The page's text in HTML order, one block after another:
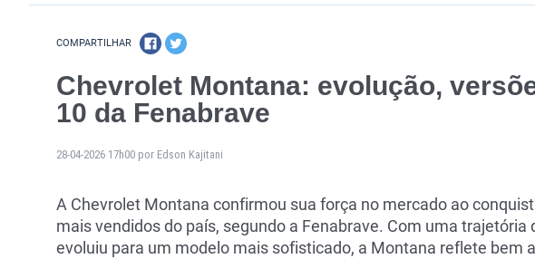
COMPARTILHAR
Chevrolet Montana: evolução,
10 da Fenabrave
28-04-2026 17h00 por Edson Kajitani
A Chevrolet Montana confirmou sua força no mercado ao
mais vendidos do país, segundo a Fenabrave. Com uma
evoluiu para um modelo mais sofisticado, a Montana reflete bem